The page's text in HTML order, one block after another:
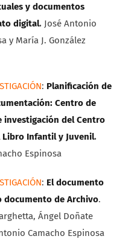
y documentos
digital. José Antonio
y María J. González
: Planificación de
Centro de
investigación del Centro
Infantil y Juvenil.
Espinosa
: El documento
documento de Archivo.
Ángel Doñate
Camacho Espinosa